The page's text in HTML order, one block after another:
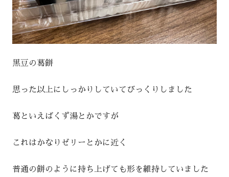
黒豆の葛餅
思った以上にしっかりしていてびっくりしました
葛といえばくず湯とかですが
これはかなりゼリーとかに近く
普通の餅のように持ち上げても形を維持していました